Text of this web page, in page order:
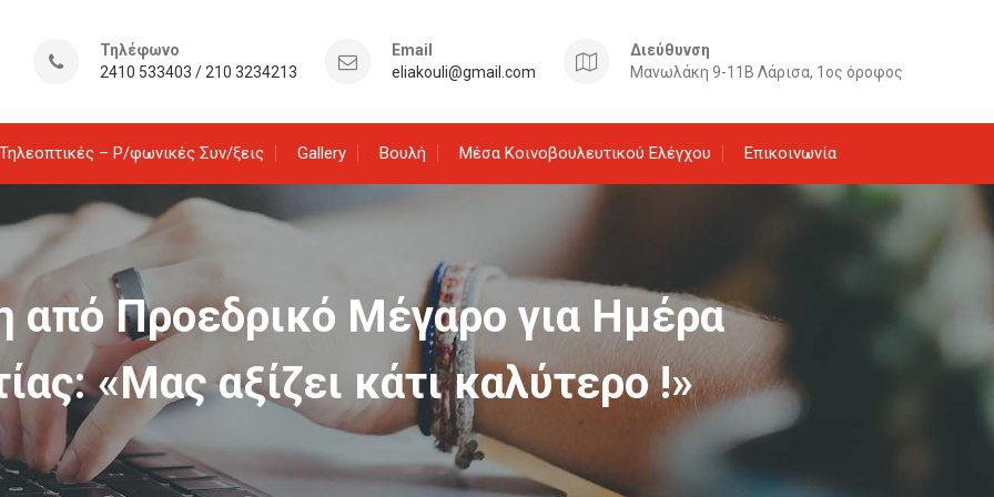
Τηλέφωνο
2410 533403 / 210 3234213
Email
eliakouli@gmail.com
Διεύθυνση
Μανωλάκη 9-11Β Λάρισα, 1ος όροφος
Τηλεοπτικές – Ρ/φωνικές Συν/ξεις Gallery Βουλή Μέσα Κοινοβουλευτικού Ελέγχου Επικοινωνία
από Προεδρικό Μέγαρο για Ημέρα
«Μας αξίζει κάτι καλύτερο !»